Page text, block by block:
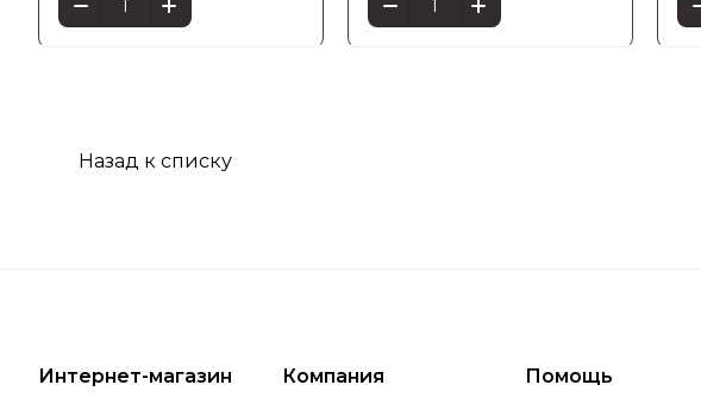
Назад к списку
Интернет-магазин Компания Помощь